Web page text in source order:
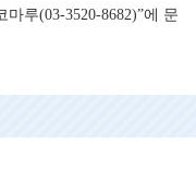
루(03-3520-8682)”에 문